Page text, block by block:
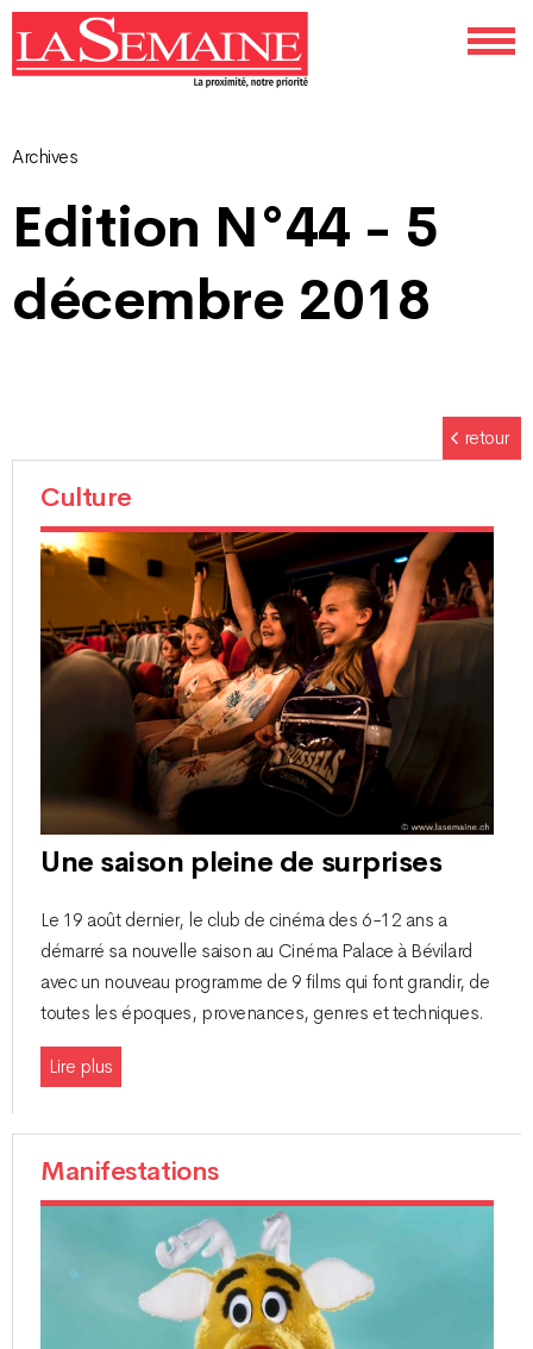
Archives
Edition N°44 - 5
décembre 2018
retour
Culture
Une saison pleine de surprises
Le 19 août dernier, le club de cinéma des 6-12 ans a
démarré sa nouvelle saison au Cinéma Palace à Bévilard
avec un nouveau programme de 9 films qui font grandir, de
toutes les époques, provenances, genres et techniques.
Lire plus
Manifestations
Navigation
des
articles